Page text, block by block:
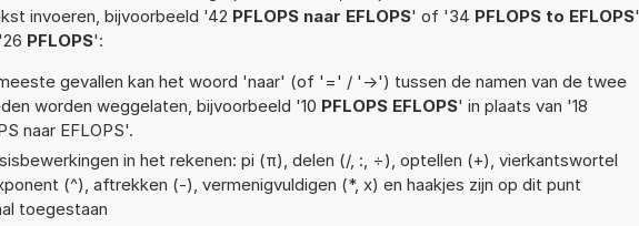
invoeren, bijvoorbeeld '42 PFLOPS naar EFLOPS' of '34 PFLOPS to EFLOPS'
PFLOPS':
gevallen kan het woord 'naar' (of '=' / '->') tussen de namen van de twee
worden weggelaten, bijvoorbeeld '10 PFLOPS EFLOPS' in plaats van '18
naar EFLOPS'.
in het rekenen: pi (π), delen (/, :, ÷), optellen (+), vierkantswortel
(^), aftrekken (-), vermenigvuldigen (*, x) en haakjes zijn op dit punt
toegestaan